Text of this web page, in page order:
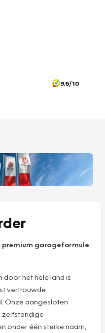
9.6/10
premium garageformule
het hele land is
vertrouwde
Onze aangesloten
zelfstandige
onder één sterke naam,